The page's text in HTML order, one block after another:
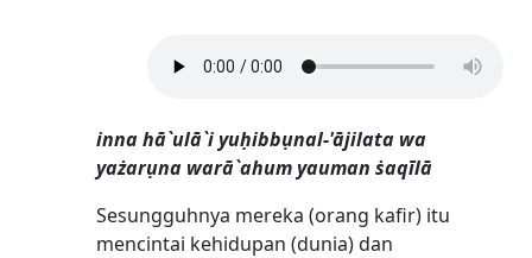
inna hā`ulā`i yuḥibbụnal-'ājilata wa
yażarụna warā`ahum yauman ṡaqīlā
Sesungguhnya mereka (orang kafir) itu
mencintai kehidupan (dunia) dan